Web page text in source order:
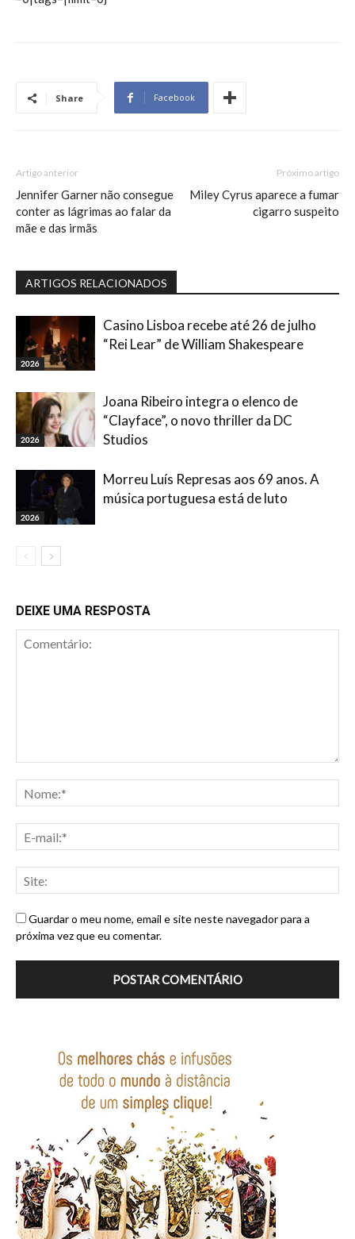
Share Facebook
Artigo anterior
Jennifer Garner não consegue
conter as lágrimas ao falar da
mãe e das irmãs
Próximo artigo
Miley Cyrus aparece a fumar
cigarro suspeito
ARTIGOS RELACIONADOS
2026
Casino Lisboa recebe até 26 de julho
“Rei Lear” de William Shakespeare
2026
Joana Ribeiro integra o elenco de
“Clayface”, o novo thriller da DC
Studios
2026
Morreu Luís Represas aos 69 anos. A
música portuguesa está de luto
DEIXE UMA RESPOSTA
Guardar o meu nome, email e site neste navegador para a
próxima vez que eu comentar.